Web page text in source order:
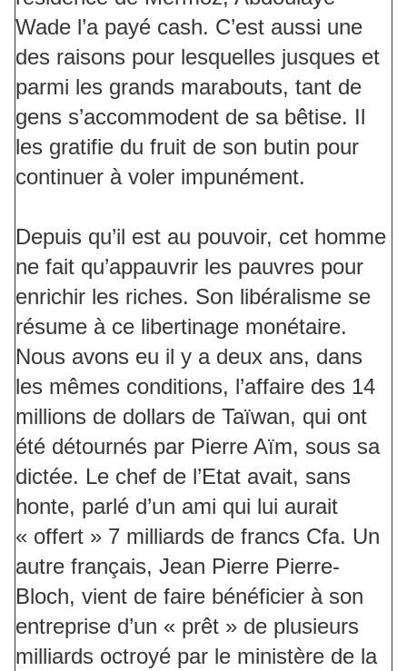
Wade l’a payé cash. C’est aussi une
des raisons pour lesquelles jusques et
parmi les grands marabouts, tant de
gens s’accommodent de sa bêtise. Il
les gratifie du fruit de son butin pour
continuer à voler impunément.
Depuis qu’il est au pouvoir, cet homme
ne fait qu’appauvrir les pauvres pour
enrichir les riches. Son libéralisme se
résume à ce libertinage monétaire.
Nous avons eu il y a deux ans, dans
les mêmes conditions, l’affaire des 14
millions de dollars de Taïwan, qui ont
été détournés par Pierre Aïm, sous sa
dictée. Le chef de l’Etat avait, sans
honte, parlé d’un ami qui lui aurait
« offert » 7 milliards de francs Cfa. Un
autre français, Jean Pierre Pierre-
Bloch, vient de faire bénéficier à son
entreprise d’un « prêt » de plusieurs
milliards octroyé par le ministère de la